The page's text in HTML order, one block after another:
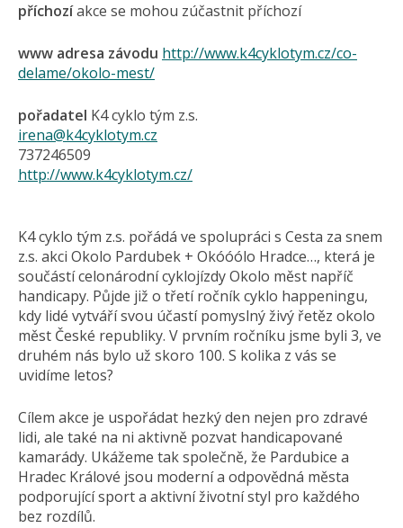
příchozíakce se mohou zúčastnit příchozí
www adresa závodu http://www.k4cyklotym.cz/co-
delame/okolo-mest/
pořadatel K4 cyklo tým z.s.
irena@k4cyklotym.cz
737246509
http://www.k4cyklotym.cz/
K4 cyklo tým z.s. pořádá ve spolupráci s Cesta za snem
z.s. akci Okolo Pardubek + Okóóólo Hradce…, která je
součástí celonárodní cyklojízdy Okolo měst napříč
handicapy. Půjde již o třetí ročník cyklo happeningu,
kdy lidé vytváří svou účastí pomyslný živý řetěz okolo
měst České republiky. V prvním ročníku jsme byli 3, ve
druhém nás bylo už skoro 100. S kolika z vás se
uvidíme letos?
Cílem akce je uspořádat hezký den nejen pro zdravé
lidi, ale také na ni aktivně pozvat handicapované
kamarády. Ukážeme tak společně, že Pardubice a
Hradec Králové jsou moderní a odpovědná města
podporující sport a aktivní životní styl pro každého
bez rozdílů.